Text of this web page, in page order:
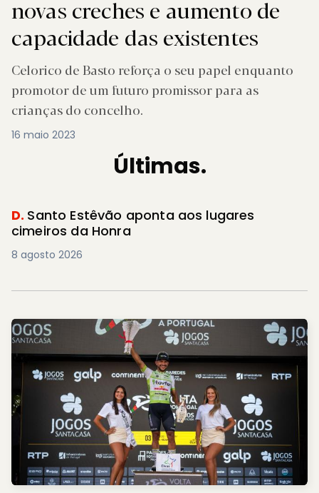
novas creches e aumento de
capacidade das existentes
Celorico de Basto reforça o seu papel enquanto
promotor de um futuro promissor para as
crianças do concelho.
16 maio 2023
Últimas.
D. Santo Estêvão aponta aos lugares
cimeiros da Honra
8 agosto 2026